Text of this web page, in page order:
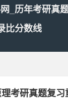
_历年考研真
比分数线
考研真题复习